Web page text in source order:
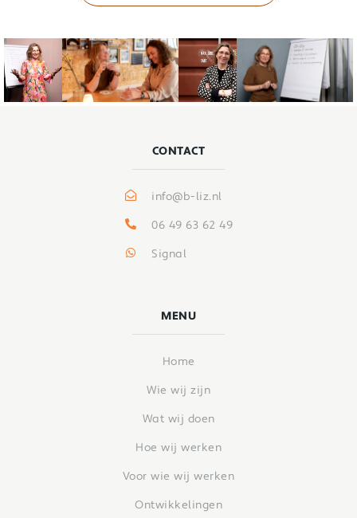
CONTACT
info@b-liz.nl
06 49 63 62 49
Signal
MENU
Home
Wie wij zijn
Wat wij doen
Hoe wij werken
Voor wie wij werken
Ontwikkelingen